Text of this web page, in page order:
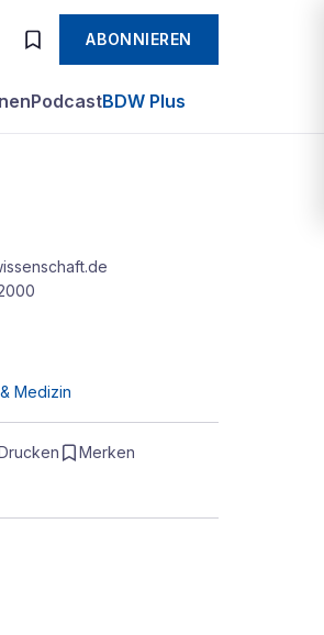
ABONNIEREN
PodcastBDW Plus
Medizin
Merken